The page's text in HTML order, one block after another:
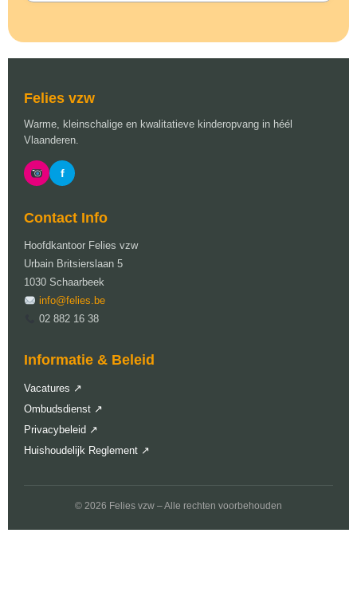
Felies vzw
Warme, kleinschalige en kwalitatieve kinderopvang in héél
Vlaanderen.
f
Contact Info
Hoofdkantoor Felies vzw
Urbain Britsierslaan 5
1030 Schaarbeek
info@felies.be
02 882 16 38
Informatie & Beleid
Vacatures ↗
Ombudsdienst ↗
Privacybeleid ↗
Huishoudelijk Reglement ↗
© 2026 Felies vzw – Alle rechten voorbehouden